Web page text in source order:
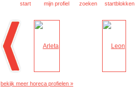
start mijn profiel zoeken startblokken
bekijk meer horeca profielen »